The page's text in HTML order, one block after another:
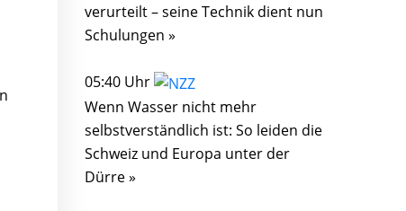
verurteilt – seine Technik dient nun
Schulungen »
05:40 Uhr
Wenn Wasser nicht mehr
selbstverständlich ist: So leiden die
Schweiz und Europa unter der
Dürre »